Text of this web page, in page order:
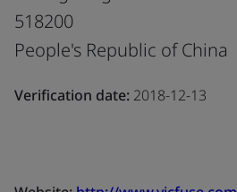
518200
People's Republic of China
Verification date: 2018-12-13